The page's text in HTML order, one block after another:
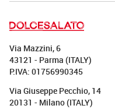
Via Mazzini, 6
43121 - Parma (ITALY)
P.IVA: 01756990345
Via Giuseppe Pecchio, 14
20131 - Milano (ITALY)